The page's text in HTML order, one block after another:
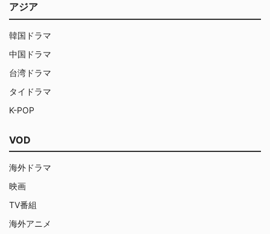
アジア
韓国ドラマ
中国ドラマ
台湾ドラマ
タイドラマ
K-POP
VOD
海外ドラマ
映画
TV番組
海外アニメ